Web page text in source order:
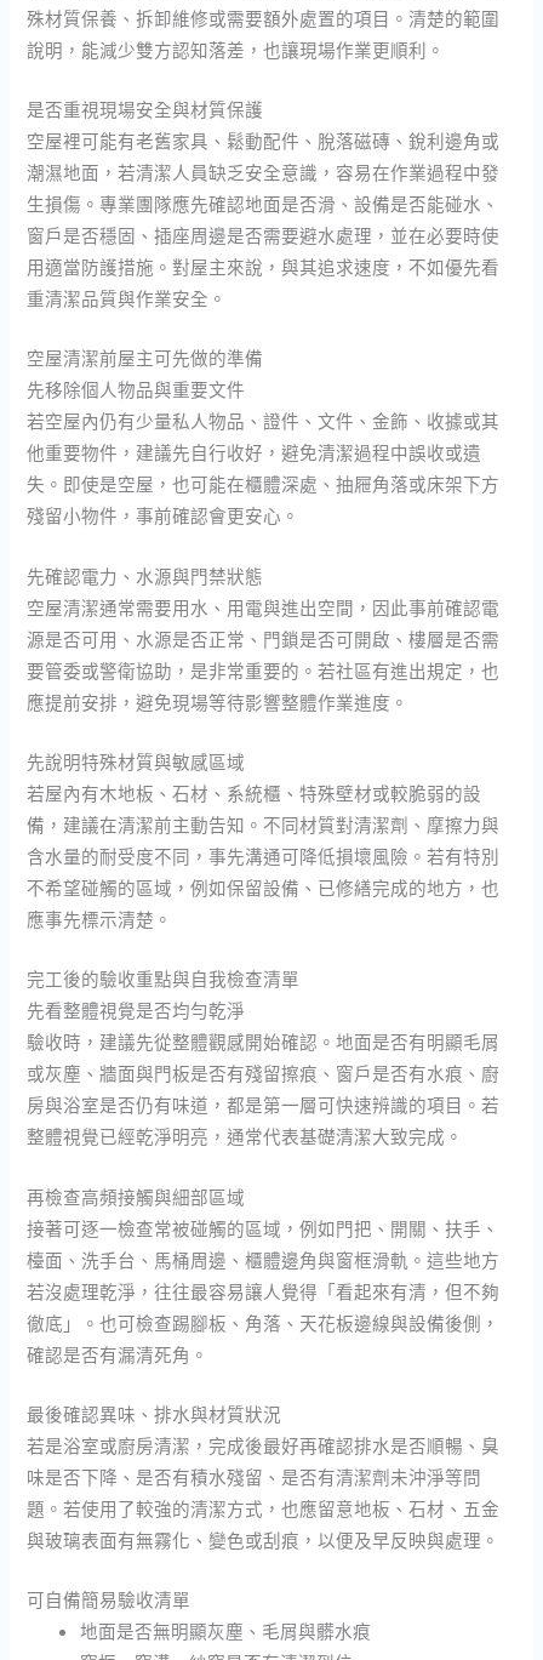
殊材質保養、拆卸維修或需要額外處置的項目。清楚的範圍
說明，能減少雙方認知落差，也讓現場作業更順利。
是否重視現場安全與材質保護
空屋裡可能有老舊家具、鬆動配件、脫落磁磚、銳利邊角或
潮濕地面，若清潔人員缺乏安全意識，容易在作業過程中發
生損傷。專業團隊應先確認地面是否滑、設備是否能碰水、
窗戶是否穩固、插座周邊是否需要避水處理，並在必要時使
用適當防護措施。對屋主來說，與其追求速度，不如優先看
重清潔品質與作業安全。
空屋清潔前屋主可先做的準備
先移除個人物品與重要文件
若空屋內仍有少量私人物品、證件、文件、金飾、收據或其
他重要物件，建議先自行收好，避免清潔過程中誤收或遺
失。即使是空屋，也可能在櫃體深處、抽屜角落或床架下方
殘留小物件，事前確認會更安心。
先確認電力、水源與門禁狀態
空屋清潔通常需要用水、用電與進出空間，因此事前確認電
源是否可用、水源是否正常、門鎖是否可開啟、樓層是否需
要管委或警衛協助，是非常重要的。若社區有進出規定，也
應提前安排，避免現場等待影響整體作業進度。
先說明特殊材質與敏感區域
若屋內有木地板、石材、系統櫃、特殊壁材或較脆弱的設
備，建議在清潔前主動告知。不同材質對清潔劑、摩擦力與
含水量的耐受度不同，事先溝通可降低損壞風險。若有特別
不希望碰觸的區域，例如保留設備、已修繕完成的地方，也
應事先標示清楚。
完工後的驗收重點與自我檢查清單
先看整體視覺是否均勻乾淨
驗收時，建議先從整體觀感開始確認。地面是否有明顯毛屑
或灰塵、牆面與門板是否有殘留擦痕、窗戶是否有水痕、廚
房與浴室是否仍有味道，都是第一層可快速辨識的項目。若
整體視覺已經乾淨明亮，通常代表基礎清潔大致完成。
再檢查高頻接觸與細部區域
接著可逐一檢查常被碰觸的區域，例如門把、開關、扶手、
檯面、洗手台、馬桶周邊、櫃體邊角與窗框滑軌。這些地方
若沒處理乾淨，往往最容易讓人覺得「看起來有清，但不夠
徹底」。也可檢查踢腳板、角落、天花板邊線與設備後側，
確認是否有漏清死角。
最後確認異味、排水與材質狀況
若是浴室或廚房清潔，完成後最好再確認排水是否順暢、臭
味是否下降、是否有積水殘留、是否有清潔劑未沖淨等問
題。若使用了較強的清潔方式，也應留意地板、石材、五金
與玻璃表面有無霧化、變色或刮痕，以便及早反映與處理。
可自備簡易驗收清單
地面是否無明顯灰塵、毛屑與髒水痕